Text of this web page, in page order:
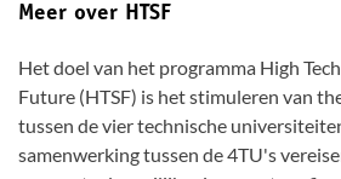
Meer over HTSF
Het doel van het programma High
Future (HTSF) is het stimuleren van
tussen de vier technische
samenwerking tussen de 4TU's